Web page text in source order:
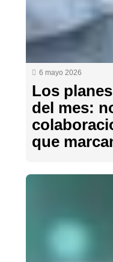
6 mayo 2026
Los
del mes:
que